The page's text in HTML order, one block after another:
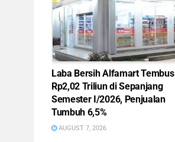
Laba Bersih Alfamart Tembus
Rp2,02 Triliun di Sepanjang
Semester I/2026, Penjualan
Tumbuh 6,5%
AUGUST 7, 2026